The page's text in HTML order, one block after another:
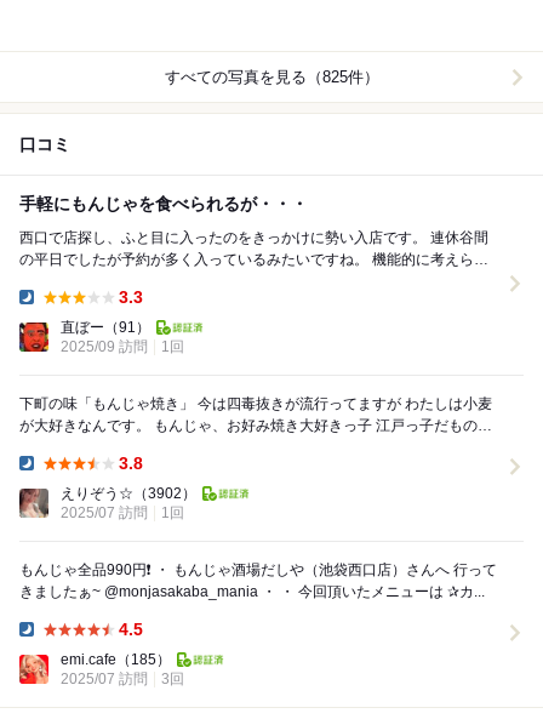
すべての写真を見る（825件）
口コミ
手軽にもんじゃを食べられるが・・・
西口で店探し、ふと目に入ったのをきっかけに勢い入店です。 連休谷間
の平日でしたが予約が多く入っているみたいですね。 機能的に考えられ
3.3
直ぼー （91）
2025/09 訪問
1回
下町の味「もんじゃ焼き」 今は四毒抜きが流行ってますが わたしは小麦
が大好きなんです。 もんじゃ、お好み焼き大好きっ子 江戸っ子だもの。
3.8
えりぞう☆ （3902）
2025/07 訪問
1回
もんじゃ全品990円❗️ ・ もんじゃ酒場だしや（池袋西口店）さんへ 行って
きましたぁ~ @monjasakaba_mania ・ ・ 今回頂いたメニューは ✰カ...
4.5
emi.cafe （185）
2025/07 訪問
3回